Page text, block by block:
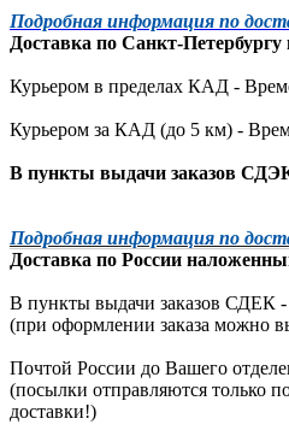
Подробная информация по
Доставка по Санкт-Петербургу
Курьером в пределах КАД -
Курьером за КАД (до 5 км) -
В пункты выдачи заказов
Подробная информация по
Доставка по России
В пункты выдачи заказов СДЕК -
(при оформлении заказа можно
Почтой России до Вашего
(посылки отправляются только
доставки!)